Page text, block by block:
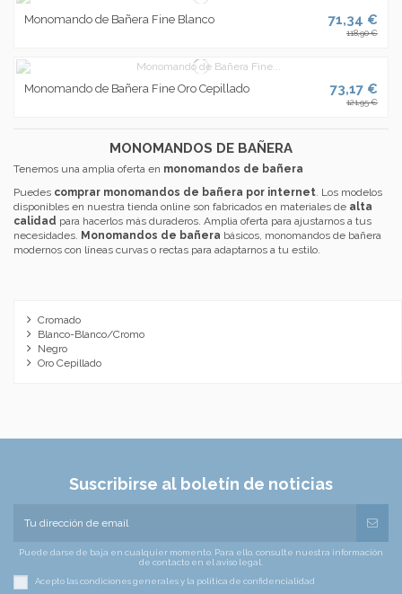
Monomando de Bañera Fine Blanco 71,34 €
118,90 €
Monomando de Bañera Fine Oro Cepillado 73,17 €
121,95 €
MONOMANDOS DE BAÑERA
Tenemos una amplia oferta en monomandos de bañera
Puedes comprar monomandos de bañera por internet . Los modelos
disponibles en nuestra tienda online son fabricados en materiales de alta
calidad para hacerlos más duraderos. Amplia oferta para ajustarnos a tus
necesidades. Monomandos de bañera básicos, monomandos de bañera
modernos con líneas curvas o rectas para adaptarnos a tu estilo.
Cromado
Blanco-Blanco/Cromo
Negro
Oro Cepillado
Suscribirse al boletín de noticias
Puede darse de baja en cualquier momento. Para ello, consulte nuestra información
de contacto en el aviso legal.
Acepto las condiciones generales y la política de confidencialidad